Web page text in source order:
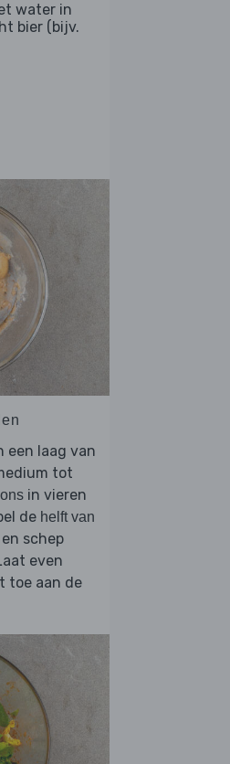
water in
bier (bijv.
een laag van
tot
in vieren
de helft van
en schep
even
toe aan de